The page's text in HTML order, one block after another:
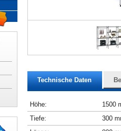
Technische Daten
Höhe:
1500
Tiefe:
300